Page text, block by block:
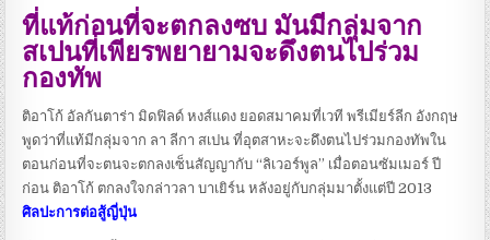
ที่แท้ก่อนที่จะตกลงซบ มันมีกลุ่มจาก
สเปนที่เพียรพยายามจะดึงตนไปร่วม
กองทัพ
ติอาโก้ อัลกันตาร่า มิดฟิลด์ หงส์แดง ยอดสมาคมที่เวที พรีเมียร์ลีก อังกฤษ
พูดว่าที่แท้มีกลุ่มจาก ลา ลีกา สเปน ที่อุตสาหะจะดึงตนไปร่วมกองทัพใน
ตอนก่อนที่จะตนจะตกลงเซ็นสัญญากับ “ลิเวอร์พูล” เมื่อตอนซัมเมอร์ ปี
ก่อน ติอาโก้ ตกลงใจกล่าวลา บาเยิร์น หลังอยู่กับกลุ่มมาตั้งแต่ปี 2013
ศิลปะการต่อสู้ญี่ปุ่น